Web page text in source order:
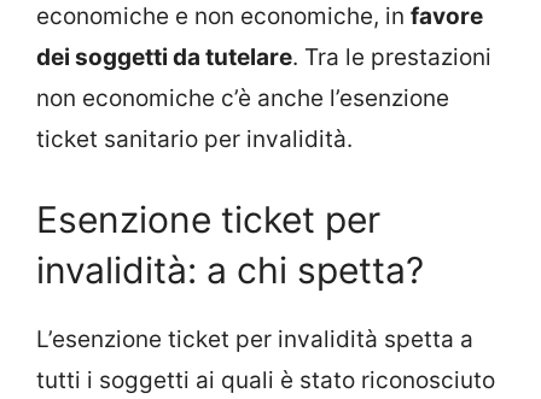
economiche e non economiche, in favore
dei soggetti da tutelare. Tra le prestazioni
non economiche c’è anche l’esenzione
ticket sanitario per invalidità.
Esenzione ticket per
invalidità: a chi spetta?
L’esenzione ticket per invalidità spetta a
tutti i soggetti ai quali è stato riconosciuto